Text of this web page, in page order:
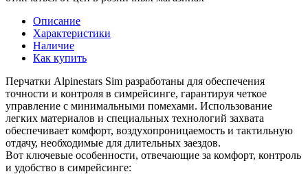
Описание
Характеристики
Наличие
Как купить
Перчатки Alpinestars Sim разработаны для обеспечения
точности и контроля в симрейсинге, гарантируя четкое
управление с минимальными помехами. Использование
легких материалов и специальных технологий захвата
обеспечивает комфорт, воздухопроницаемость и тактильную
отдачу, необходимые для длительных заездов.
Вот ключевые особенности, отвечающие за комфорт, контроль
и удобство в симрейсинге: